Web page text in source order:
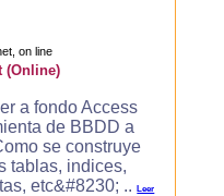
(Online)
a fondo Access
de BBDD a
se construye
tablas, indices,
etc&#8230; ..Leer